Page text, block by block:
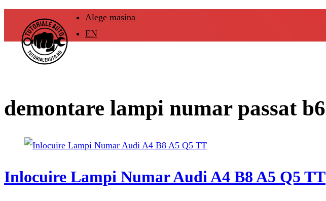
Alege masina
EN
demontare lampi numar passat b6
Inlocuire Lampi Numar Audi A4 B8 A5 Q5 TT